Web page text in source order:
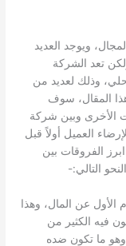
ويوجد العديد
تعد الشركة
وذلك لعديد من
المقال، سوف
الأخرى وبين شركة
العميل أولاً قبل
الفروقات بين
التالي:-
عن المال، وهذا
فيه الكثير من
ما تكون ضده